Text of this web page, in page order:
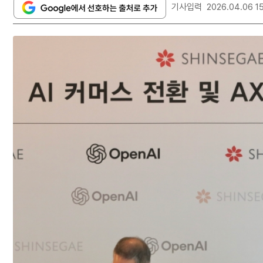
기사입력 2026.04.06